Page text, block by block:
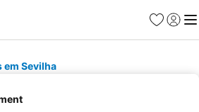
Favoritos
Iniciar
em Sevilha